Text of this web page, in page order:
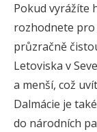
Pokud vyrážíte
rozhodnete pro
průzračně
Letoviska v
a menší, což
Dalmácie je
do národních